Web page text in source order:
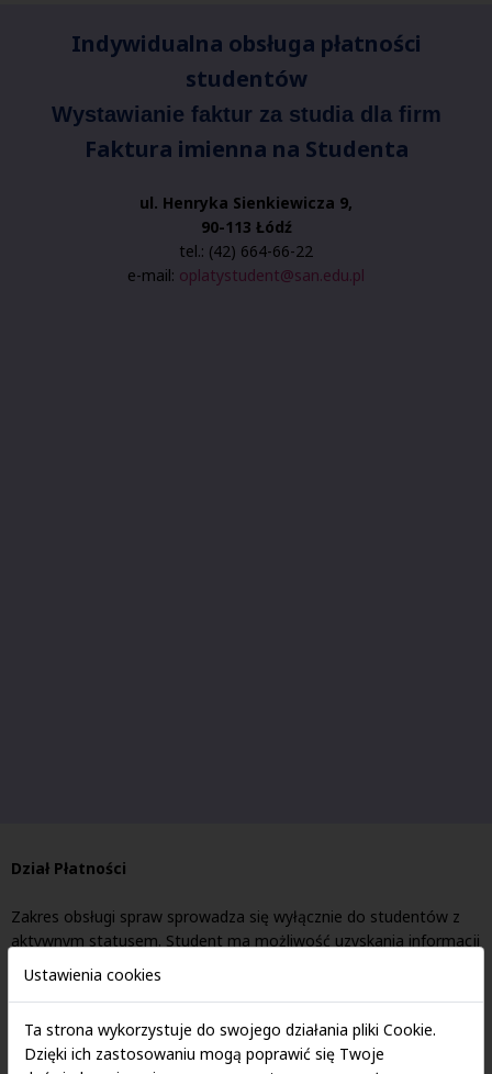
Indywidualna obsługa płatności
studentów
Wystawianie faktur za studia dla firm
Faktura imienna na Studenta
ul. Henryka Sienkiewicza 9,
90-113 Łódź
tel.: (42) 664-66-22
e-mail: oplatystudent@san.edu.pl
Dział Płatności
Zakres obsługi spraw sprowadza się wyłącznie do studentów z
aktywnym statusem. Student ma możliwość uzyskania informacji
o bieżącym saldzie lub zgłosić nieścisłości związane z naliczeniem
ul. Sienkiewicza 9, 90-113 Łódź
tel.: (42) 664-66-22
Ustawienia cookies
Ta strona wykorzystuje do swojego działania pliki Cookie.
Dzięki ich zastosowaniu mogą poprawić się Twoje